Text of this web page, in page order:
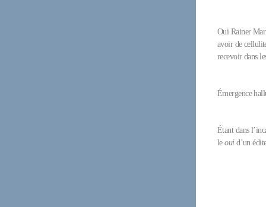
Oui Rainer
avoir de
recevoir dans
Émergence
Étant dans
leouid’un